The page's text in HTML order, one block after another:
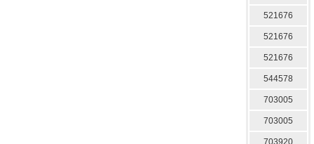
521676
521676
521676
544578
703005
703005
703920